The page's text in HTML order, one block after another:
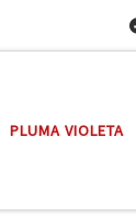
PLUMA VIOLETA